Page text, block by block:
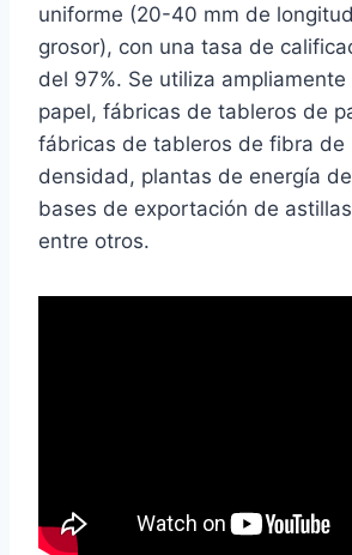
uniforme (20-40 mm de
grosor), con una tasa de
del 97%. Se utiliza
papel, fábricas de tableros de
fábricas de tableros de fibra de
densidad, plantas de energía
bases de exportación de
entre otros.